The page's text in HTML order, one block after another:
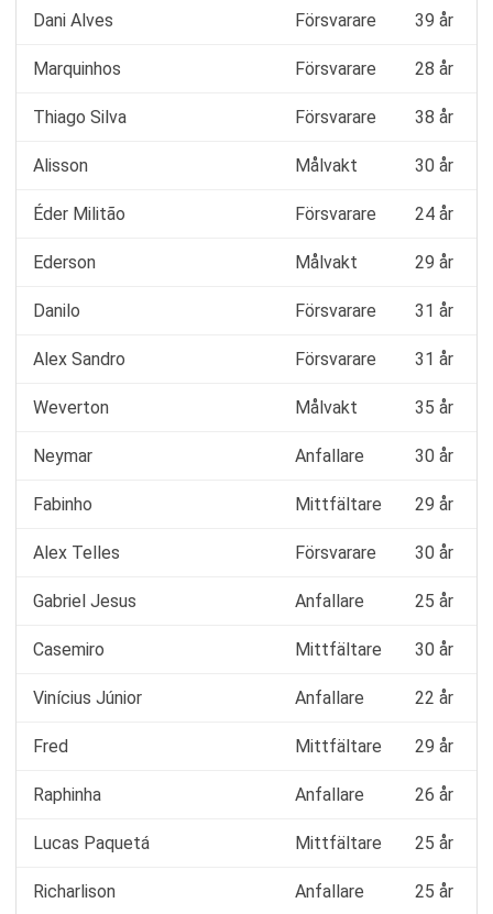
Dani Alves Försvarare 39 år
Marquinhos Försvarare 28 år
Thiago Silva Försvarare 38 år
Alisson Målvakt 30 år
Éder Militão Försvarare 24 år
Ederson Målvakt 29 år
Danilo Försvarare 31 år
Alex Sandro Försvarare 31 år
Weverton Målvakt 35 år
Neymar Anfallare 30 år
Fabinho Mittfältare 29 år
Alex Telles Försvarare 30 år
Gabriel Jesus Anfallare 25 år
Casemiro Mittfältare 30 år
Vinícius Júnior Anfallare 22 år
Fred Mittfältare 29 år
Raphinha Anfallare 26 år
Lucas Paquetá Mittfältare 25 år
Richarlison Anfallare 25 år